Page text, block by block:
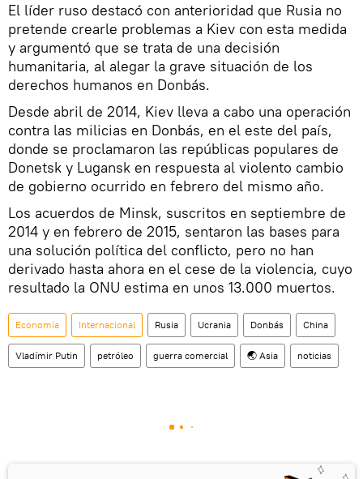
El líder ruso destacó con anterioridad que Rusia no
pretende crearle problemas a Kiev con esta medida
y argumentó que se trata de una decisión
humanitaria, al alegar la grave situación de los
derechos humanos en Donbás.
Desde abril de 2014, Kiev lleva a cabo una operación
contra las milicias en Donbás, en el este del país,
donde se proclamaron las repúblicas populares de
Donetsk y Lugansk en respuesta al violento cambio
de gobierno ocurrido en febrero del mismo año.
Los acuerdos de Minsk, suscritos en septiembre de
2014 y en febrero de 2015, sentaron las bases para
una solución política del conflicto, pero no han
derivado hasta ahora en el cese de la violencia, cuyo
resultado la ONU estima en unos 13.000 muertos.
Economía Internacional Rusia Ucrania Donbás China
Vladímir Putin petróleo guerra comercial 🌏 Asia noticias